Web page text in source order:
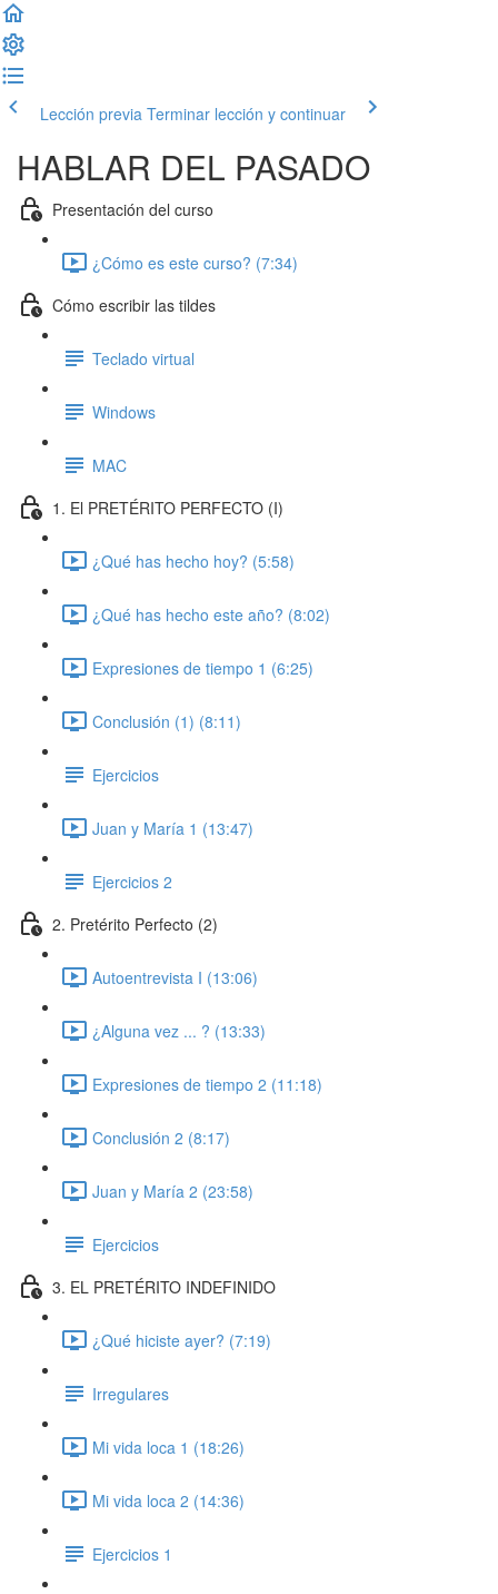
Lección previa Terminar lección y continuar
HABLAR DEL PASADO
Presentación del curso
¿Cómo es este curso? (7:34)
Cómo escribir las tildes
Teclado virtual
Windows
MAC
1. El PRETÉRITO PERFECTO (I)
¿Qué has hecho hoy? (5:58)
¿Qué has hecho este año? (8:02)
Expresiones de tiempo 1 (6:25)
Conclusión (1) (8:11)
Ejercicios
Juan y María 1 (13:47)
Ejercicios 2
2. Pretérito Perfecto (2)
Autoentrevista I (13:06)
¿Alguna vez ... ? (13:33)
Expresiones de tiempo 2 (11:18)
Conclusión 2 (8:17)
Juan y María 2 (23:58)
Ejercicios
3. EL PRETÉRITO INDEFINIDO
¿Qué hiciste ayer? (7:19)
Irregulares
Mi vida loca 1 (18:26)
Mi vida loca 2 (14:36)
Ejercicios 1